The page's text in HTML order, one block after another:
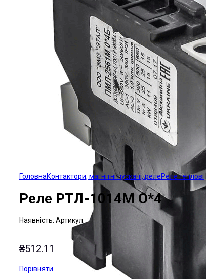
ГоловнаКонтактори, магнітні пускачі, релеРеле теплові
Реле РТЛ-1014М О*4
Наявнiсть: Артикул:
₴512.11
Порівняти